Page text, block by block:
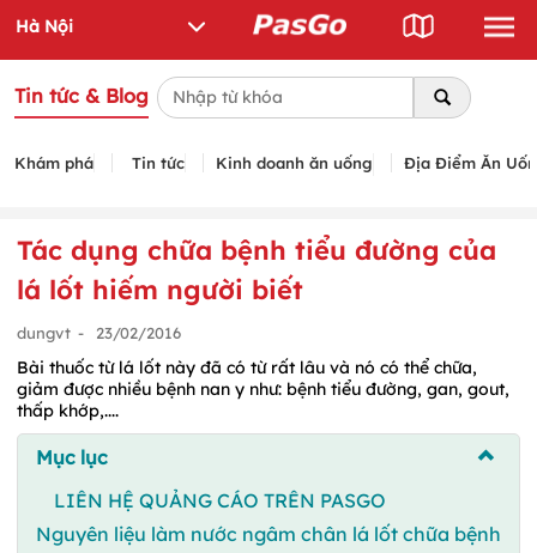
Tin tức & Blog
Khám phá Tin tức Kinh doanh ăn uống Địa Điểm Ăn
Tác dụng chữa bệnh tiểu đường của
lá lốt hiếm người biết
dungvt - 23/02/2016
Bài thuốc từ lá lốt này đã có từ rất lâu và nó có thể chữa,
giảm được nhiều bệnh nan y như: bệnh tiểu đường, gan, gout,
thấp khớp,....
Mục lục
LIÊN HỆ QUẢNG CÁO TRÊN PASGO
Nguyên liệu làm nước ngâm chân lá lốt chữa bệnh